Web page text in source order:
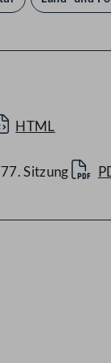
HTML
Sitzung